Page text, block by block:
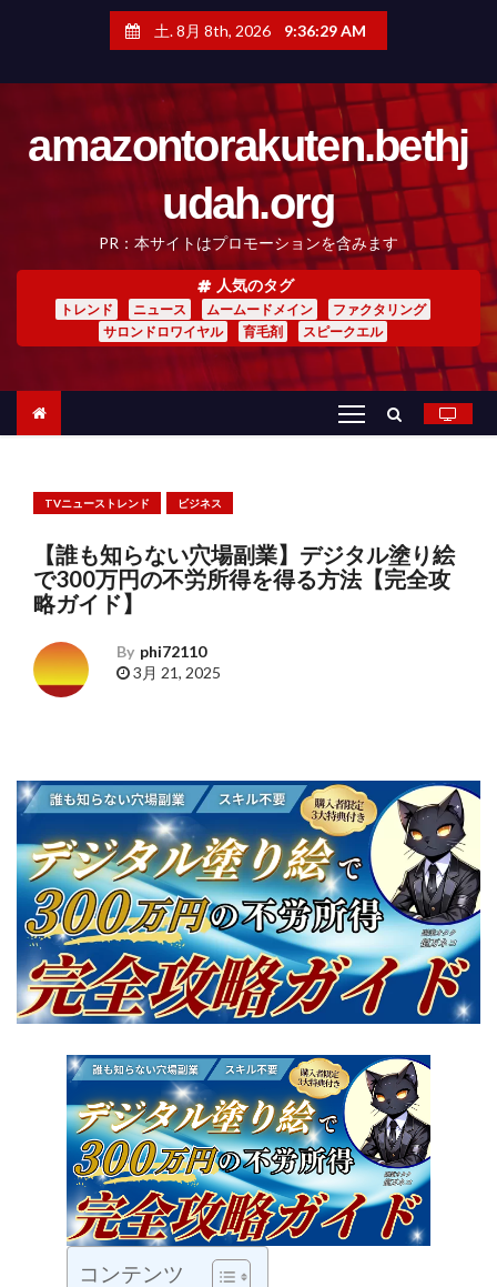
土. 8月 8th, 2026 9:36:31 AM
amazontorakuten.bethj
udah.org
PR：本サイトはプロモーションを含みます
人気のタグ
トレンド ニュース ムームードメイン
ファクタリング
サロンドロワイヤル
育毛剤 スピークエル
TVニューストレンド ビジネス
【誰も知らない穴場副業】デジタル塗り絵
で300万円の不労所得を得る方法【完全攻
略ガイド】
By phi72110
3月 21, 2025
コンテンツ